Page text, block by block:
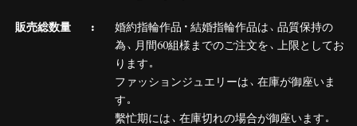
販売総数量
婚約指輪作品・結婚指輪作品は、品質保持の
為、月間60組様までのご注文を、上限としてお
ります。
ファッションジュエリーは、在庫が御座いま
す。
繫忙期には、在庫切れの場合が御座います。